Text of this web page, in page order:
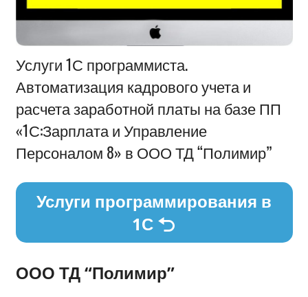
Информация
Услуги 1С программиста.
Автоматизация кадрового учета и
расчета заработной платы на базе ПП
«1С:Зарплата и Управление
Персоналом 8» в ООО ТД “Полимир”
Услуги программирования в
1С
ООО ТД “Полимир”